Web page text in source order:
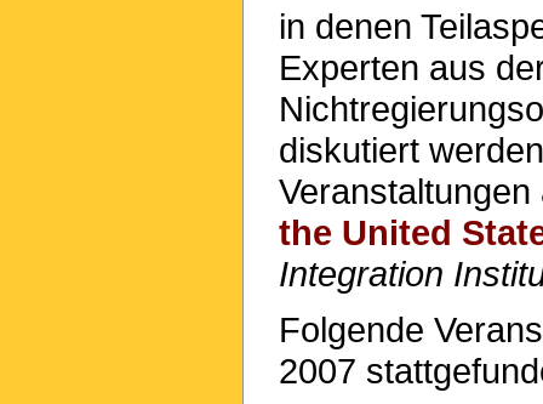
in denen
Experten aus
diskutiert
the United
Integration
Folgende
2007